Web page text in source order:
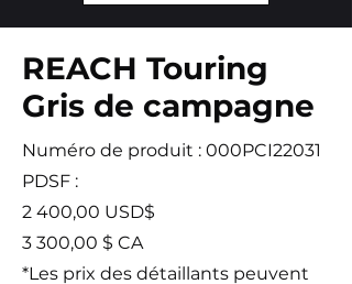
REACH Touring
Gris de campagne
Numéro de produit : 000PCI22031
PDSF :
2 400,00 USD$
3 300,00 $ CA
*Les prix des détaillants peuvent